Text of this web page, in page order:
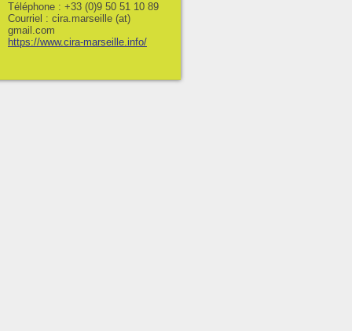
Téléphone : +33 (0)9 50 51 10 89
Courriel : cira.marseille (at)
gmail.com
https://www.cira-marseille.info/